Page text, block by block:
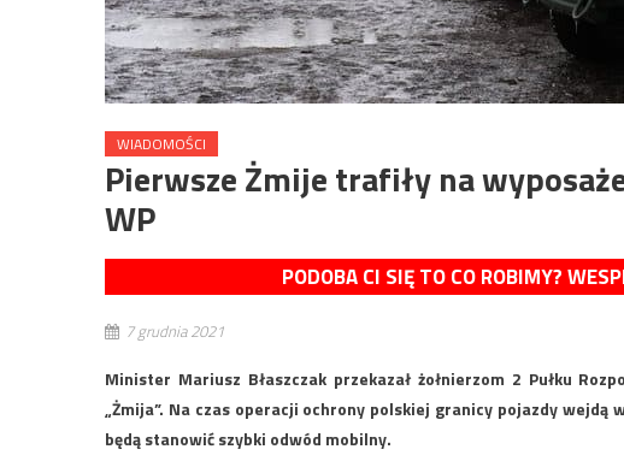
WIADOMOŚCI
Pierwsze Żmije trafiły na
WP
PODOBA CI SIĘ TO CO ROBIMY?
7 grudnia 2021
Minister Mariusz Błaszczak przekazał żołnierzom 2 Pułku
„Żmija”. Na czas operacji ochrony polskiej granicy pojazdy
będą stanowić szybki odwód mobilny.